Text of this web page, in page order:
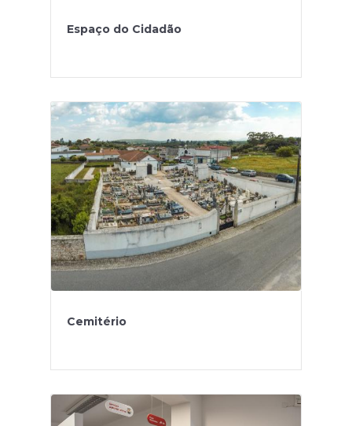
Espaço do Cidadão
Cemitério